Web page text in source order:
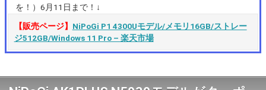
を！）6月11日まで！↓
【販売ページ】 NiPoGi P1 4300Uモデル/メモリ16GB/ストレー
ジ512GB/Windows 11 Pro – 楽天市場